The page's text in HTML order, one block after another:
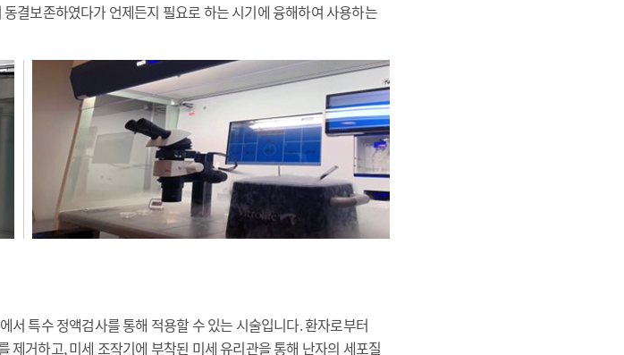
결보존하였다가 언제든지 필요로 하는 시기에 융해하여 사용하는
서 특수 정액검사를 통해 적용할 수 있는 시술입니다. 환자로부터
제거하고, 미세 조작기에 부착된 미세 유리관을 통해 난자의 세포질